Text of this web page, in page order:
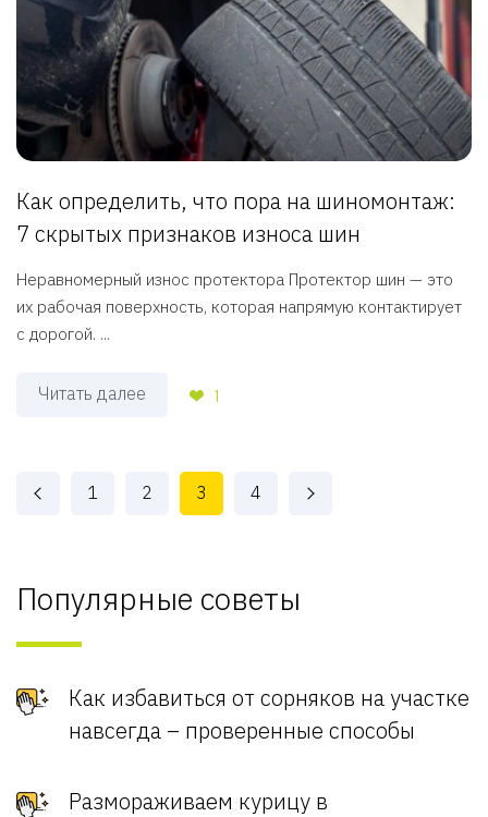
Как определить, что пора на шиномонтаж:
7 скрытых признаков износа шин
Неравномерный износ протектора Протектор шин — это
их рабочая поверхность, которая напрямую контактирует
с дорогой. ...
Читать далее 1
1 2 3 4
Популярные советы
Как избавиться от сорняков на участке
навсегда – проверенные способы
Размораживаем курицу в